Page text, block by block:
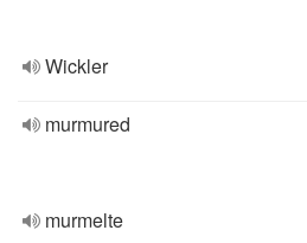
Wickler
murmured
murmelte